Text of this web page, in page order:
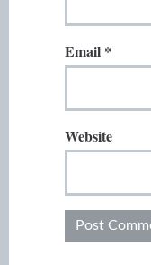
Email *
Website